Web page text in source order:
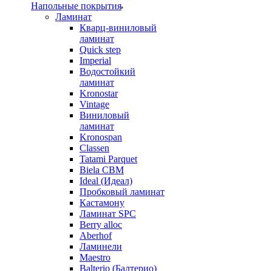
Напольные покрытия
Ламинат
Кварц-виниловый
ламинат
Quick step
Imperial
Водостойкий
ламинат
Kronostar
Vintage
Виниловый
ламинат
Kronospan
Classen
Tatami Parquet
Biela CBM
Ideal (Идеал)
Пробковый ламинат
Кастамону
Ламинат SPC
Berry alloc
Aberhof
Ламинели
Maestro
Balterio (Балтерио)